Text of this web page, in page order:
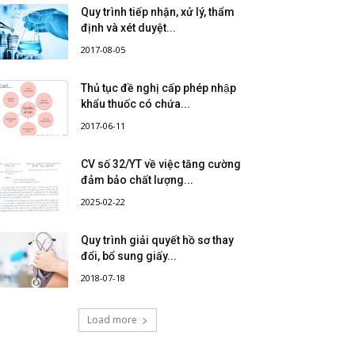
Quy trình tiếp nhận, xử lý, thẩm
định và xét duyệt...
2017-08-05
Thủ tục đề nghị cấp phép nhập
khẩu thuốc có chứa...
2017-06-11
CV số 32/YT về việc tăng cường
đảm bảo chất lượng...
2025-02-22
Quy trình giải quyết hồ sơ thay
đổi, bổ sung giấy...
2018-07-18
Load more